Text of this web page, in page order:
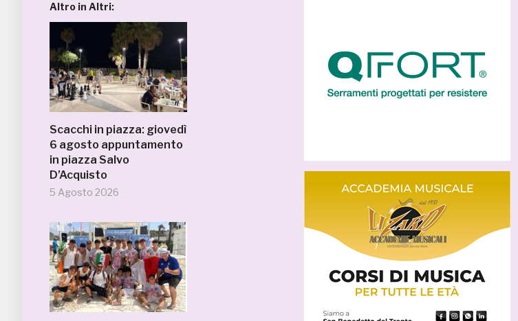
Altro in Altri:
Scacchi in piazza: giovedì
6 agosto appuntamento
in piazza Salvo
D’Acquisto
5 Agosto 2026